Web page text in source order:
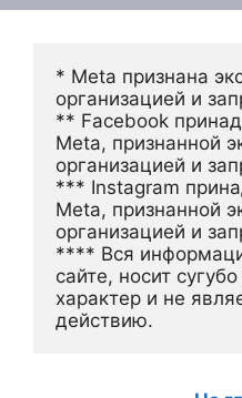
* Meta признана
организацией и
** Facebook
Meta, признанной
организацией и
*** Instagram
Meta, признанной
организацией и
**** Вся
сайте, носит
характер и не
действию.